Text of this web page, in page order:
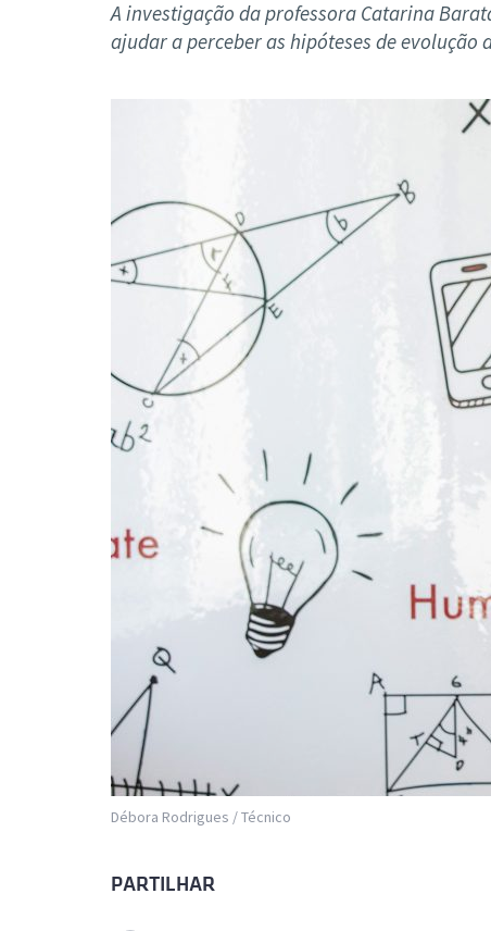
A investigação da professora Catarina
ajudar a perceber as hipóteses de evolução
Débora Rodrigues / Técnico
PARTILHAR